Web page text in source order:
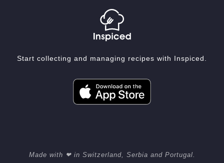
Start collecting and managing recipes with Inspiced.
Made with ❤ in Switzerland, Serbia and Portugal.